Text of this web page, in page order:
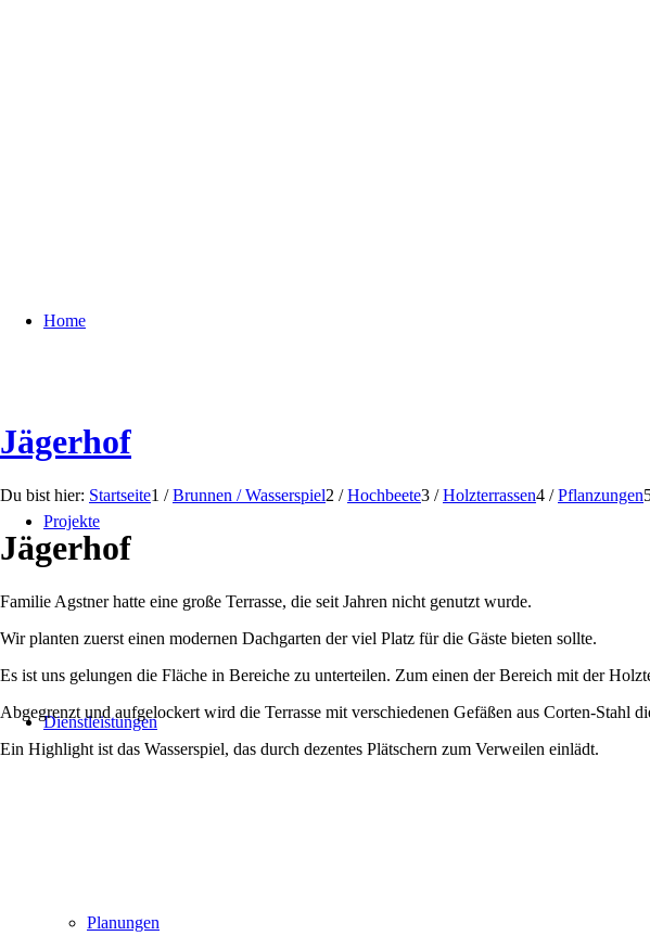
Home
Projekte
Dienstleistungen
Planungen
Jägerhof
Du bist hier: Startseite1 / Brunnen / Wasserspiel2 / Hochbeete3 / Holzterrassen4 / Pflanzungen
Jägerhof
Familie Agstner hatte eine große Terrasse, die seit Jahren nicht genutzt wurde.
Wir planten zuerst einen modernen Dachgarten der viel Platz für die Gäste bieten sollte.
Es ist uns gelungen die Fläche in Bereiche zu unterteilen. Zum einen der Bereich mit der
Abgegrenzt und aufgelockert wird die Terrasse mit verschiedenen Gefäßen aus Corten-Stahl
Ein Highlight ist das Wasserspiel, das durch dezentes Plätschern zum Verweilen einlädt.